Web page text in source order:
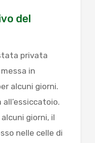
del
privata
in
alcuni giorni.
giorni, il
nelle celle di